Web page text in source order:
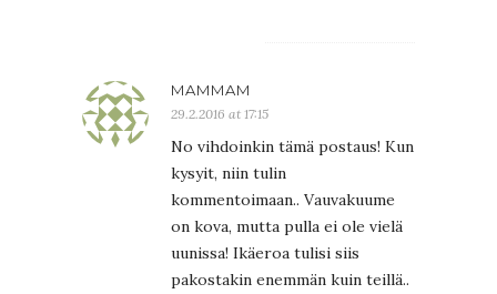
MAMMAM
29.2.2016 at 17:15
No vihdoinkin tämä postaus! Kun
kysyit, niin tulin
kommentoimaan.. Vauvakuume
on kova, mutta pulla ei ole vielä
uunissa! Ikäeroa tulisi siis
pakostakin enemmän kuin teillä..